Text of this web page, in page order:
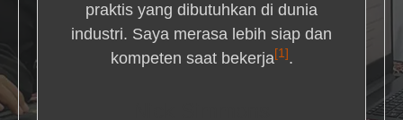
praktis yang dibutuhkan di dunia
industri. Saya merasa lebih siap dan
kompeten saat bekerja[1] .